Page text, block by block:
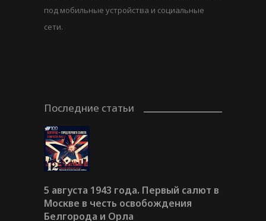
под мобильные устройства и социальные
сети.
Последние статьи
5 августа 1943 года. Первый салют в
Москве в честь освобождения
Белгорода и Орла